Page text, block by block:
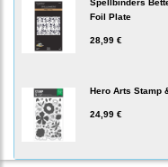
Spellbinders
Foil Plate
28,99 €
Hero Arts Stamp
24,99 €